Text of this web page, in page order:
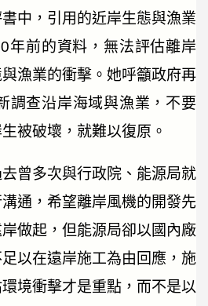
中，引用的近岸生態與漁業
年前的資料，無法評估離岸
漁業的衝擊。她呼籲政府再
調查沿岸海域與漁業，不要
被破壞，就難以復原。
曾多次與行政院、能源局就
通，希望離岸風機的開發先
做起，但能源局卻以國內廠
以在遠岸施工為由回應，施
境衝擊才是重點，而不是以